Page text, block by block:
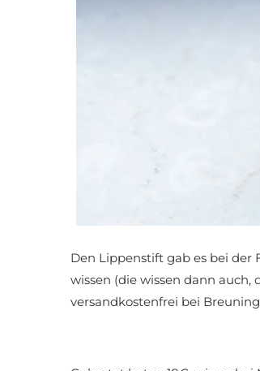
Den Lippenstift gab es bei der
wissen (die wissen dann
versandkostenfrei bei